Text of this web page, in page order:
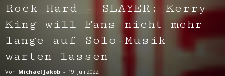
Rock Hard – SLAYER: Kerry
King will Fans nicht mehr
lange auf Solo-Musik
warten lassen
Von Michael Jakob - 19. Juli 2022